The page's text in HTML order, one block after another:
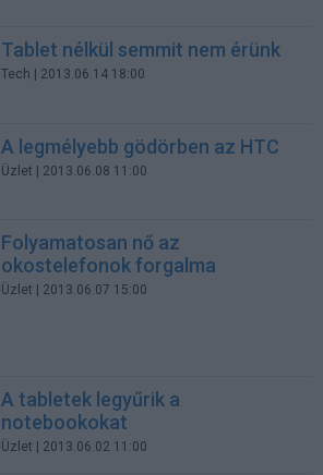
Tablet nélkül semmit nem érünk
Tech | 2013.06.14 18:00
A legmélyebb gödörben az HTC
Üzlet | 2013.06.08 11:00
Folyamatosan nő az
okostelefonok forgalma
Üzlet | 2013.06.07 15:00
A tabletek legyűrik a
notebookokat
Üzlet | 2013.06.02 11:00